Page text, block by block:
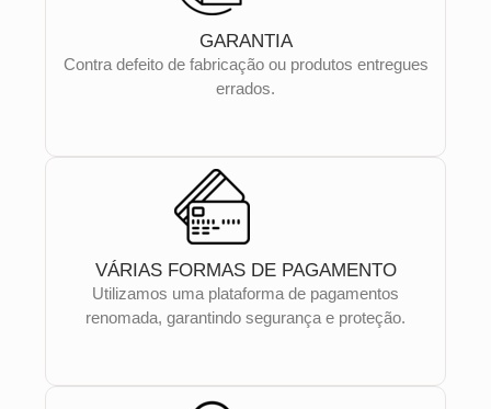
GARANTIA
Contra defeito de fabricação ou produtos entregues
errados.
VÁRIAS FORMAS DE PAGAMENTO
Utilizamos uma plataforma de pagamentos
renomada, garantindo segurança e proteção.